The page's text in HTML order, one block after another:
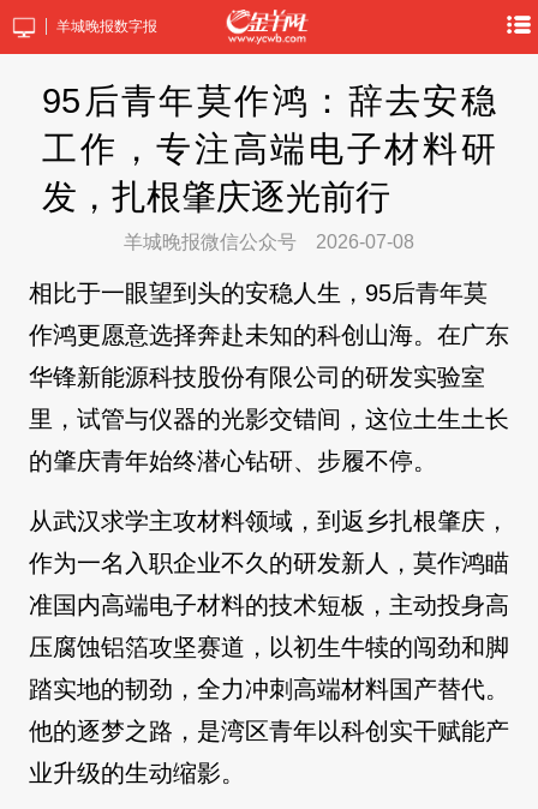
羊城晚报数字报
95后青年莫作鸿：辞去安稳
工作，专注高端电子材料研
发，扎根肇庆逐光前行
羊城晚报微信公众号 2026-07-08
相比于一眼望到头的安稳人生，95后青年莫
作鸿更愿意选择奔赴未知的科创山海。在广东
华锋新能源科技股份有限公司的研发实验室
里，试管与仪器的光影交错间，这位土生土长
的肇庆青年始终潜心钻研、步履不停。
从武汉求学主攻材料领域，到返乡扎根肇庆，
作为一名入职企业不久的研发新人，莫作鸿瞄
准国内高端电子材料的技术短板，主动投身高
压腐蚀铝箔攻坚赛道，以初生牛犊的闯劲和脚
踏实地的韧劲，全力冲刺高端材料国产替代。
他的逐梦之路，是湾区青年以科创实干赋能产
业升级的生动缩影。